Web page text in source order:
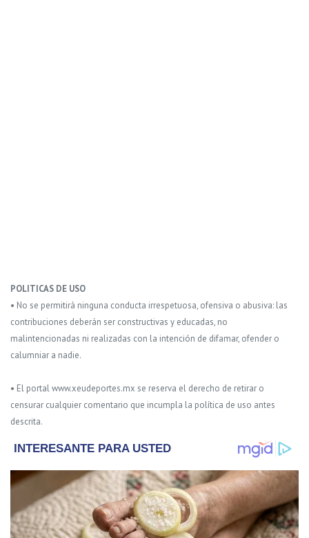
POLITICAS DE USO
• No se permitirá ninguna conducta irrespetuosa, ofensiva o abusiva: las
contribuciones deberán ser constructivas y educadas, no
malintencionadas ni realizadas con la intención de difamar, ofender o
calumniar a nadie.
• El portal www.xeudeportes.mx se reserva el derecho de retirar o
censurar cualquier comentario que incumpla la política de uso antes
descrita.